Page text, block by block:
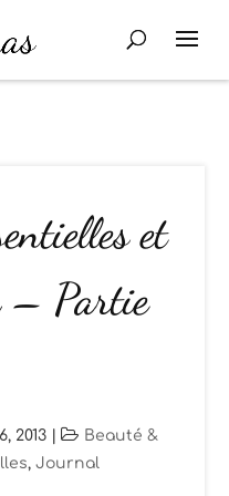
et
– Partie
2013 |
Beauté &
,Journal